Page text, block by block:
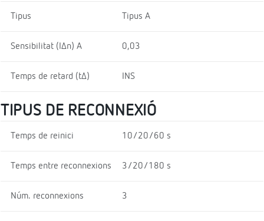
Tipus Tipus A
Sensibilitat (I∆n) A 0,03
Temps de retard (t∆) INS
TIPUS DE RECONNEXIÓ
Temps de reinici 10/20/60 s
Temps entre reconnexions 3/20/180 s
Núm. reconnexions 3